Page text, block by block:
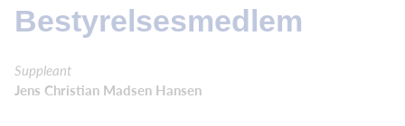
Bestyrelsesmedlem
Suppleant
Jens Christian Madsen Hansen